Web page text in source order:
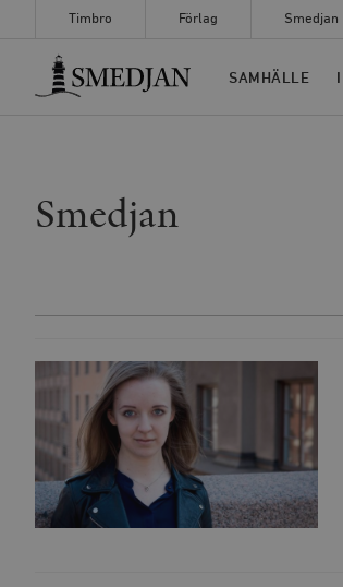
Timbro Förlag Smedjan
Timbro
SAMHÄLLE
Smedjan